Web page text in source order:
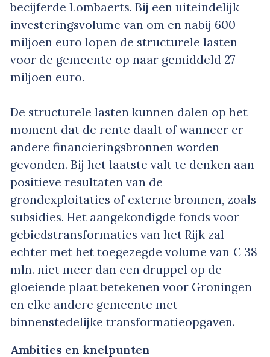
becijferde Lombaerts. Bij een uiteindelijk
investeringsvolume van om en nabij 600
miljoen euro lopen de structurele lasten
voor de gemeente op naar gemiddeld 27
miljoen euro.
De structurele lasten kunnen dalen op het
moment dat de rente daalt of wanneer er
andere financieringsbronnen worden
gevonden. Bij het laatste valt te denken aan
positieve resultaten van de
grondexploitaties of externe bronnen, zoals
subsidies. Het aangekondigde fonds voor
gebiedstransformaties van het Rijk zal
echter met het toegezegde volume van € 38
mln. niet meer dan een druppel op de
gloeiende plaat betekenen voor Groningen
en elke andere gemeente met
binnenstedelijke transformatieopgaven.
Ambities en knelpunten